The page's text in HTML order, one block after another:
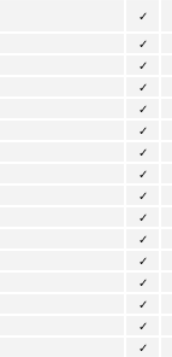
✓
✓
✓
✓
✓
✓
✓
✓
✓
✓
✓
✓
✓
✓
✓
✓